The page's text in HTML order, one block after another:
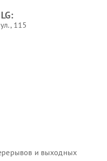
115
и выходных